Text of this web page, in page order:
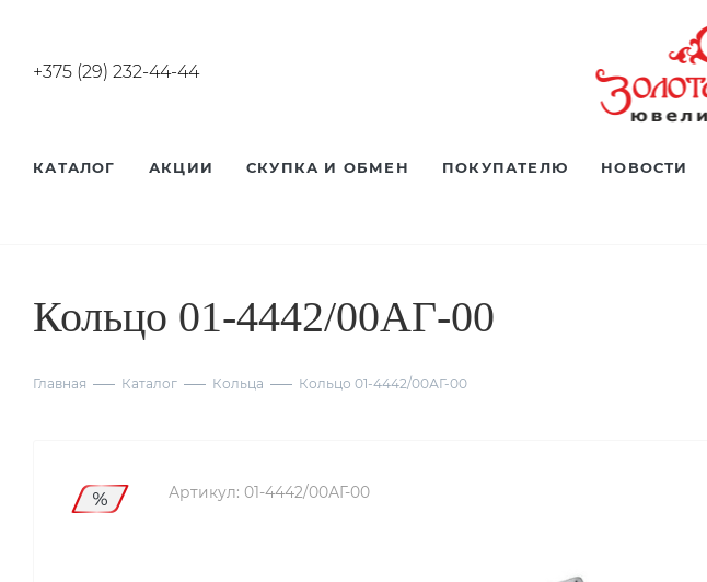
+375 (29) 232-44-44
КАТАЛОГ АКЦИИ СКУПКА И ОБМЕН ПОКУПАТЕЛЮ НОВОСТИ
Кольцо 01-4442/00АГ-00
Главная Каталог Кольца Кольцо 01-4442/00АГ-00
Артикул: 01-4442/00АГ-00